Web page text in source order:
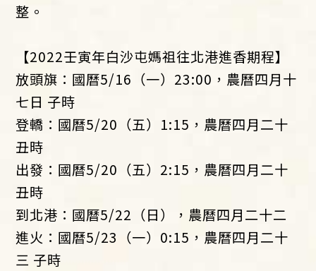
整。
【2022壬寅年白沙屯媽祖往北港進香期程】
放頭旗：國曆5/16（一）23:00，農曆四月十
七日 子時
登轎：國曆5/20（五）1:15，農曆四月二十
丑時
出發：國曆5/20（五）2:15，農曆四月二十
丑時
到北港：國曆5/22（日），農曆四月二十二
進火：國曆5/23（一）0:15，農曆四月二十
三 子時